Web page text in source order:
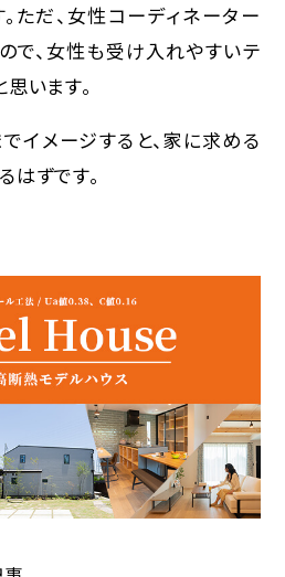
ただ、女性コーディネーター
で、女性も受け入れやすいテ
います。
イメージすると、家に求める
はずです。